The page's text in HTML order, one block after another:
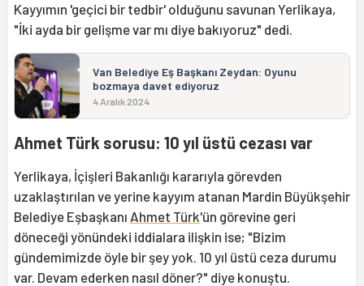
Kayyımın 'geçici bir tedbir' olduğunu savunan Yerlikaya,
"İki ayda bir gelişme var mı diye bakıyoruz" dedi.
Van Belediye Eş Başkanı Zeydan: Oyunu
bozmaya davet ediyoruz
4 Aralık 2024
Ahmet Türk sorusu: 10 yıl üstü cezası var
Yerlikaya, İçişleri Bakanlığı kararıyla görevden
uzaklaştırılan ve yerine kayyım atanan Mardin Büyükşehir
Belediye Eşbaşkanı Ahmet Türk'ün görevine geri
döneceği yönündeki iddialara ilişkin ise; "Bizim
gündemimizde öyle bir şey yok. 10 yıl üstü ceza durumu
var. Devam ederken nasıl döner?" diye konuştu.